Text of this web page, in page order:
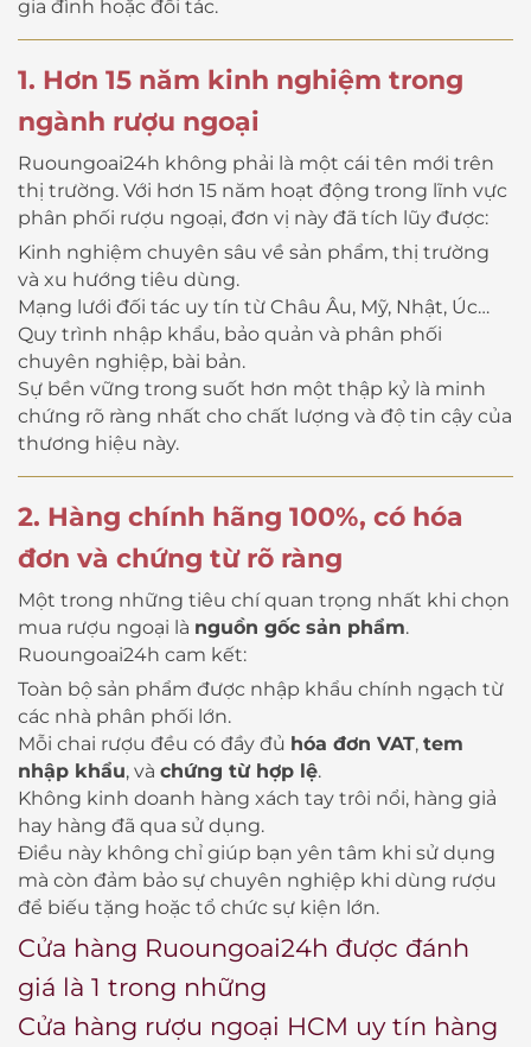
gia đình hoặc đối tác.
1. Hơn 15 năm kinh nghiệm trong
ngành rượu ngoại
Ruoungoai24h không phải là một cái tên mới trên
thị trường. Với hơn 15 năm hoạt động trong lĩnh vực
phân phối rượu ngoại, đơn vị này đã tích lũy được:
Kinh nghiệm chuyên sâu về sản phẩm, thị trường
và xu hướng tiêu dùng.
Mạng lưới đối tác uy tín từ Châu Âu, Mỹ, Nhật, Úc…
Quy trình nhập khẩu, bảo quản và phân phối
chuyên nghiệp, bài bản.
Sự bền vững trong suốt hơn một thập kỷ là minh
chứng rõ ràng nhất cho chất lượng và độ tin cậy của
thương hiệu này.
2. Hàng chính hãng 100%, có hóa
đơn và chứng từ rõ ràng
Một trong những tiêu chí quan trọng nhất khi chọn
mua rượu ngoại là nguồn gốc sản phẩm.
Ruoungoai24h cam kết:
Toàn bộ sản phẩm được nhập khẩu chính ngạch từ
các nhà phân phối lớn.
Mỗi chai rượu đều có đầy đủ hóa đơn VAT, tem
nhập khẩu, và chứng từ hợp lệ.
Không kinh doanh hàng xách tay trôi nổi, hàng giả
hay hàng đã qua sử dụng.
Điều này không chỉ giúp bạn yên tâm khi sử dụng
mà còn đảm bảo sự chuyên nghiệp khi dùng rượu
để biếu tặng hoặc tổ chức sự kiện lớn.
Cửa hàng Ruoungoai24h được đánh
giá là 1 trong những
Cửa hàng rượu ngoại HCM uy tín hàng